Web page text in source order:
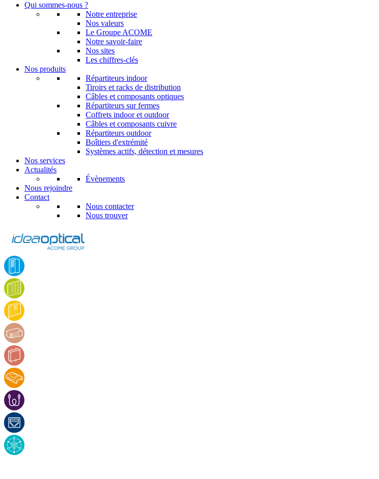
Qui sommes-nous ?
Notre entreprise
Nos valeurs
Le Groupe ACOME
Notre savoir-faire
Nos sites
Les chiffres-clés
Nos produits
Répartiteurs indoor
Tiroirs et racks de distribution
Câbles et composants optiques
Répartiteurs sur fermes
Coffrets indoor et outdoor
Câbles et composants cuivre
Répartiteurs outdoor
Boîtiers d'extrémité
Systèmes actifs, détection et mesures
Nos services
Actualités
Évènements
Nous rejoindre
Contact
Nous contacter
Nous trouver